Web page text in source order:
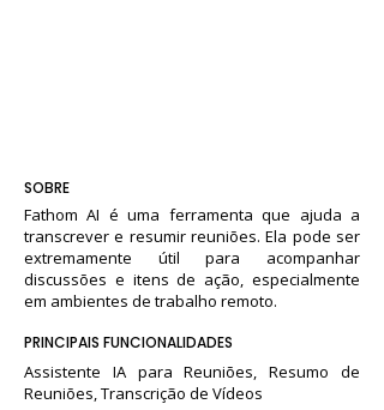
SOBRE
Fathom AI é uma ferramenta que ajuda a
transcrever e resumir reuniões. Ela pode ser
extremamente útil para acompanhar
discussões e itens de ação, especialmente
em ambientes de trabalho remoto.
PRINCIPAIS FUNCIONALIDADES
Assistente IA para Reuniões, Resumo de
Reuniões, Transcrição de Vídeos